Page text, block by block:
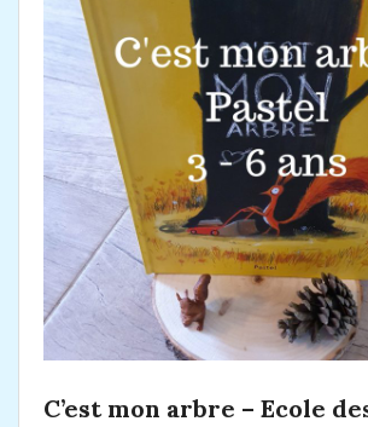
C’est mon arbre – Ecole